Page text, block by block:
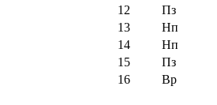
12 Пз
13 Нп
14 Нп
15 Пз
16 Вр